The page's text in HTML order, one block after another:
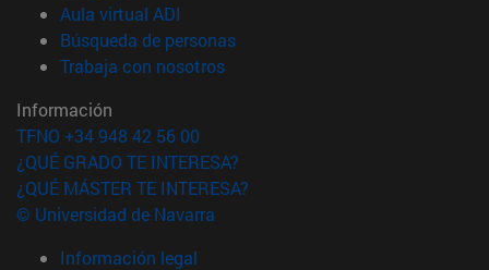
Aula virtual ADI
Búsqueda de personas(abre en nueva ventana)
Trabaja con nosotros(abre en nueva ventana)
Información
TFNO +34 948 42 56 00
¿QUÉ GRADO TE INTERESA?
¿QUÉ MÁSTER TE INTERESA?
© Universidad de Navarra
Información legal